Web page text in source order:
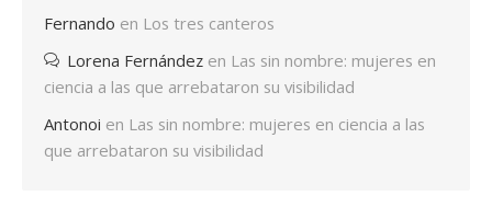
Fernando en Los tres canteros
Lorena Fernández en Las sin nombre: mujeres en
ciencia a las que arrebataron su visibilidad
Antonoi en Las sin nombre: mujeres en ciencia a las
que arrebataron su visibilidad